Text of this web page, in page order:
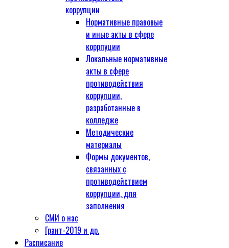
коррупции
Нормативные правовые
и иные акты в сфере
коррпуции
Локальные нормативные
акты в сфере
противодействия
коррупции,
разработанные в
колледже
Методические
материалы
Формы документов,
связанных с
противодействием
коррупции, для
заполнения
СМИ о нас
Грант-2019 и др.
Расписание